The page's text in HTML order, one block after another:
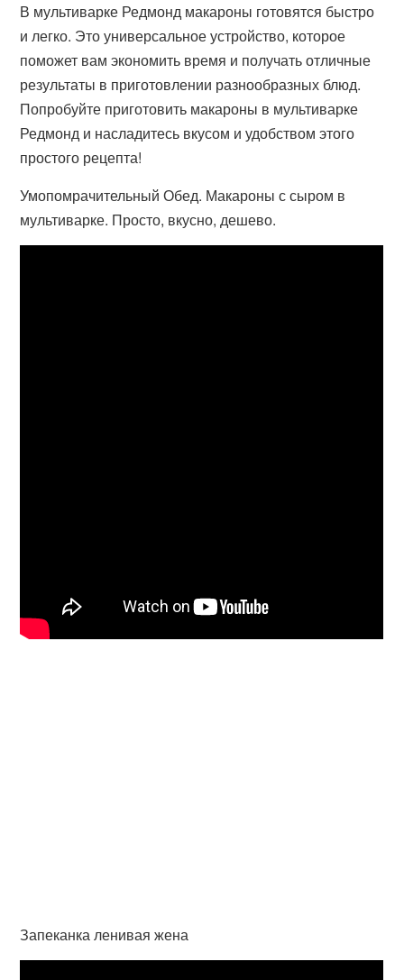
В мультиварке Редмонд макароны готовятся быстро
и легко. Это универсальное устройство, которое
поможет вам экономить время и получать отличные
результаты в приготовлении разнообразных блюд.
Попробуйте приготовить макароны в мультиварке
Редмонд и насладитесь вкусом и удобством этого
простого рецепта!
Умопомрачительный Обед. Макароны с сыром в
мультиварке. Просто, вкусно, дешево.
Запеканка ленивая жена